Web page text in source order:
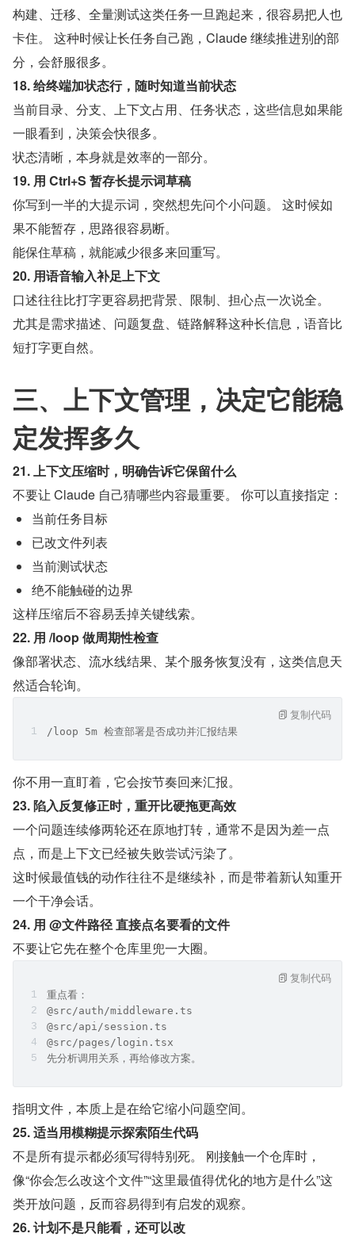
构建、迁移、全量测试这类任务一旦跑起来，很容易把人也
卡住。 这种时候让长任务自己跑，Claude 继续推进别的部
分，会舒服很多。
18. 给终端加状态行，随时知道当前状态
当前目录、分支、上下文占用、任务状态，这些信息如果能
一眼看到，决策会快很多。
状态清晰，本身就是效率的一部分。
19. 用 Ctrl+S 暂存长提示词草稿
你写到一半的大提示词，突然想先问个小问题。 这时候如
果不能暂存，思路很容易断。
能保住草稿，就能减少很多来回重写。
20. 用语音输入补足上下文
口述往往比打字更容易把背景、限制、担心点一次说全。
尤其是需求描述、问题复盘、链路解释这种长信息，语音比
短打字更自然。
三、上下文管理，决定它能稳
定发挥多久
21. 上下文压缩时，明确告诉它保留什么
不要让 Claude 自己猜哪些内容最重要。 你可以直接指定：
当前任务目标
已改文件列表
当前测试状态
绝不能触碰的边界
这样压缩后不容易丢掉关键线索。
22. 用 /loop 做周期性检查
像部署状态、流水线结果、某个服务恢复没有，这类信息天
然适合轮询。
/loop 5m 检查部署是否成功并汇报结果
复制代码
你不用一直盯着，它会按节奏回来汇报。
23. 陷入反复修正时，重开比硬拖更高效
一个问题连续修两轮还在原地打转，通常不是因为差一点
点，而是上下文已经被失败尝试污染了。
这时候最值钱的动作往往不是继续补，而是带着新认知重开
一个干净会话。
24. 用 @文件路径 直接点名要看的文件
不要让它先在整个仓库里兜一大圈。
重点看：
@src/auth/middleware.ts
@src/api/session.ts
@src/pages/login.tsx
先分析调用关系，再给修改方案。
复制代码
指明文件，本质上是在给它缩小问题空间。
25. 适当用模糊提示探索陌生代码
不是所有提示都必须写得特别死。 刚接触一个仓库时，
像“你会怎么改这个文件”“这里最值得优化的地方是什么”这
类开放问题，反而容易得到有启发的观察。
26. 计划不是只能看，还可以改